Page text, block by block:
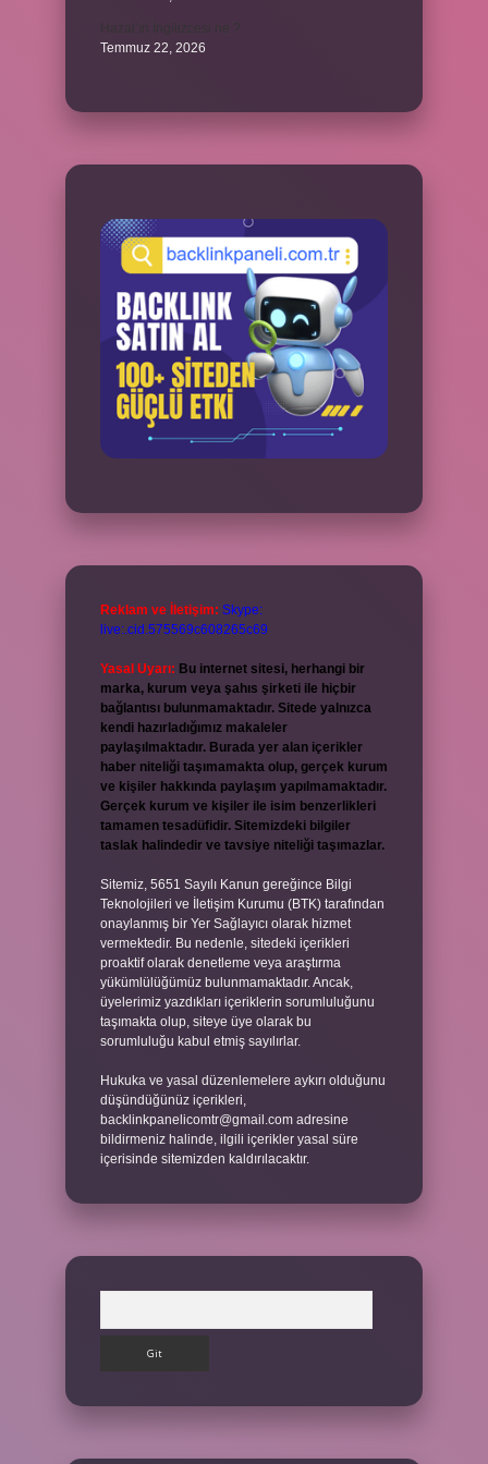
Temmuz 22, 2026
Reklam ve İletişim: Skype:
live:.cid.575569c608265c69
Yasal Uyarı: Bu internet sitesi, herhangi bir
marka, kurum veya şahıs şirketi ile hiçbir
bağlantısı bulunmamaktadır. Sitede yalnızca
kendi hazırladığımız makaleler
paylaşılmaktadır. Burada yer alan içerikler
haber niteliği taşımamakta olup, gerçek kurum
ve kişiler hakkında paylaşım yapılmamaktadır.
Gerçek kurum ve kişiler ile isim benzerlikleri
tamamen tesadüfidir. Sitemizdeki bilgiler
taslak halindedir ve tavsiye niteliği taşımazlar.
Sitemiz, 5651 Sayılı Kanun gereğince Bilgi
Teknolojileri ve İletişim Kurumu (BTK) tarafından
onaylanmış bir Yer Sağlayıcı olarak hizmet
vermektedir. Bu nedenle, sitedeki içerikleri
proaktif olarak denetleme veya araştırma
yükümlülüğümüz bulunmamaktadır. Ancak,
üyelerimiz yazdıkları içeriklerin sorumluluğunu
taşımakta olup, siteye üye olarak bu
sorumluluğu kabul etmiş sayılırlar.
Hukuka ve yasal düzenlemelere aykırı olduğunu
düşündüğünüz içerikleri,
backlinkpanelicomtr@gmail.com adresine
bildirmeniz halinde, ilgili içerikler yasal süre
içerisinde sitemizden kaldırılacaktır.